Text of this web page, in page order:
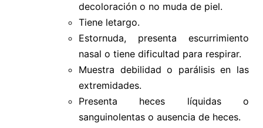
decoloración o no muda de piel.
Tiene letargo.
Estornuda, presenta escurrimiento
nasal o tiene dificultad para respirar.
Muestra debilidad o parálisis en las
extremidades.
Presenta heces líquidas o
sanguinolentas o ausencia de heces.